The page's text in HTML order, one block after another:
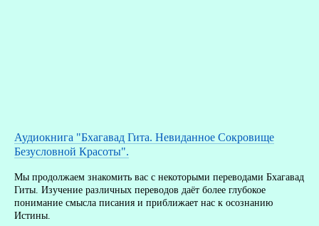
Аудиокнига "Бхагавад Гита. Невиданное Сокровище
Безусловной Красоты".
Мы продолжаем знакомить вас с некоторыми переводами Бхагавад
Гиты. Изучение различных переводов даёт более глубокое
понимание смысла писания и приближает нас к осознанию
Истины.